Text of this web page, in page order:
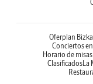
Oferplan
Conciertos
Horario de misas
Clasificados